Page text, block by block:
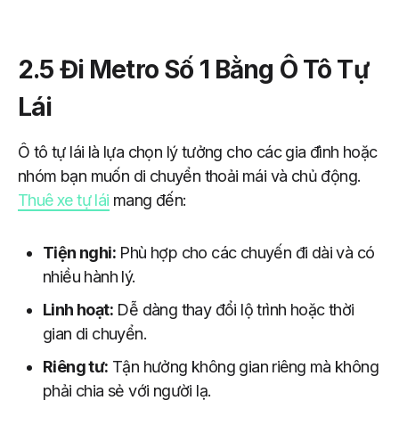
2.5 Đi Metro Số 1 Bằng Ô Tô Tự
Lái
Ô tô tự lái là lựa chọn lý tưởng cho các gia đình hoặc
nhóm bạn muốn di chuyển thoải mái và chủ động.
Thuê xe tự lái mang đến:
Tiện nghi: Phù hợp cho các chuyến đi dài và có
nhiều hành lý.
Linh hoạt: Dễ dàng thay đổi lộ trình hoặc thời
gian di chuyển.
Riêng tư: Tận hưởng không gian riêng mà không
phải chia sẻ với người lạ.